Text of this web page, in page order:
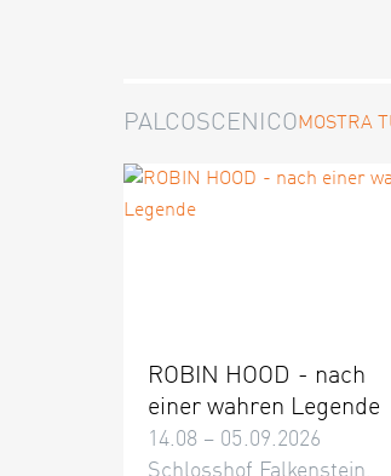
PALCOSCENICOMOSTRA
ROBIN HOOD - nach
einer wahren Legende
14.08 – 05.09.2026
Schlosshof Falkenstein,